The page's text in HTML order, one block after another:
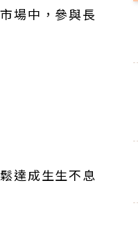
場中，參與長
達成生生不息